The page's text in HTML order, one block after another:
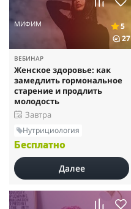
МИФИМ
5
27
ВЕБИНАР
Женское здоровье: как
замедлить гормональное
старение и продлить
молодость
Завтра
Нутрициология
Бесплатно
Далее